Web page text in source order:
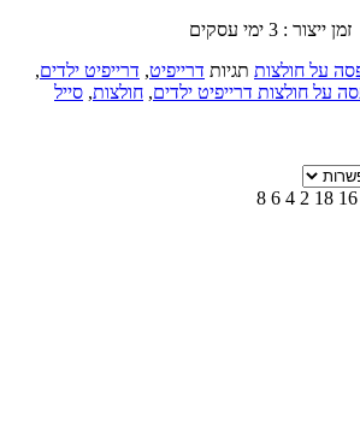
זמן ייצור : 3 ימי עסקים
על חולצות תגיות דרייפיט, דרייפיט ילדים,
על חולצות דרייפיט ילדים, חולצות, סייל
16
18
2
4
6
8